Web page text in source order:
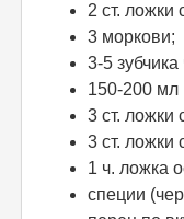
2 ст. ложки
3 моркови;
3-5 зубчика
150-200 мл
3 ст. ложки
3 ст. ложки
1 ч. ложка
специи